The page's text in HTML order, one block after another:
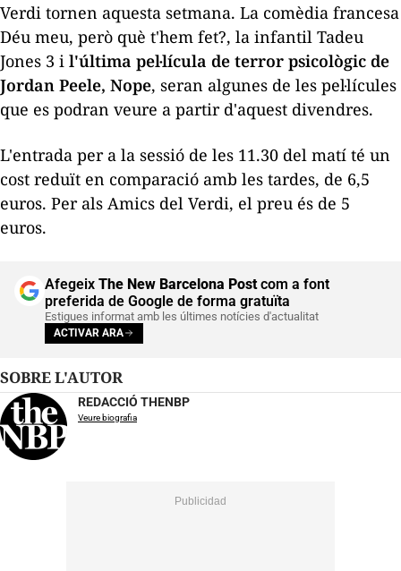
Verdi tornen aquesta setmana. La comèdia francesa
Déu meu, però què t'hem fet?, la infantil Tadeu
Jones 3 i l'última pel·lícula de terror psicològic de
Jordan Peele, Nope, seran algunes de les pel·lícules
que es podran veure a partir d'aquest divendres.
L'entrada per a la sessió de les 11.30 del matí té un
cost reduït en comparació amb les tardes, de 6,5
euros. Per als Amics del Verdi, el preu és de 5
euros.
Afegeix The New Barcelona Postcom a font
preferida de Google de forma gratuïta
Estigues informat amb les últimes notícies d'actualitat
ACTIVAR ARA
SOBRE L'AUTOR
REDACCIÓ THENBP
Veure biografia